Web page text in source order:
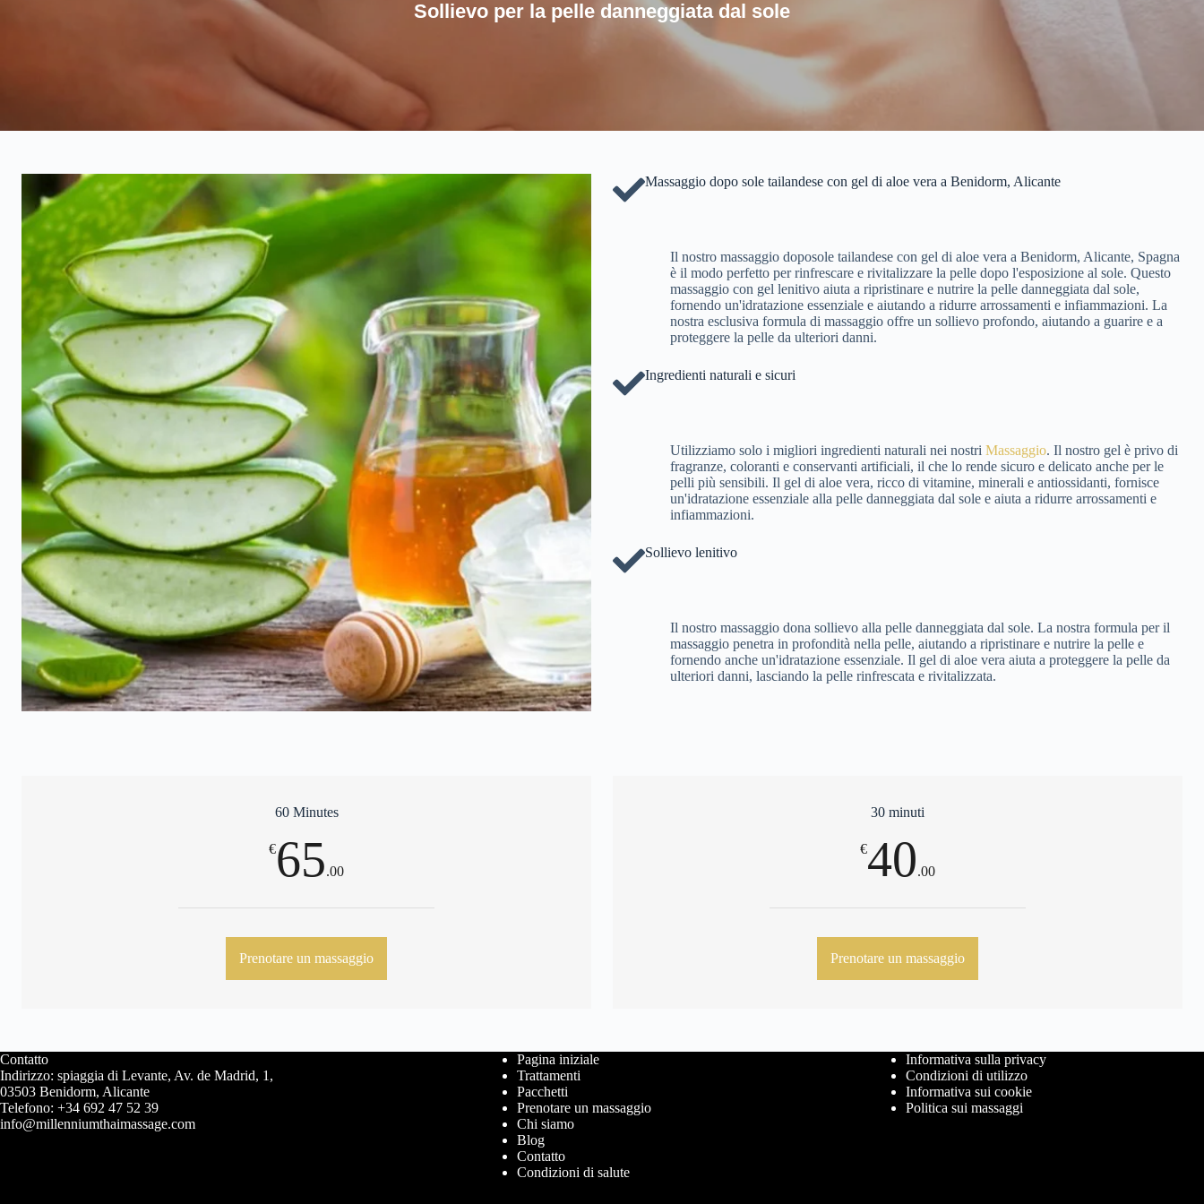
Sollievo per la pelle danneggiata dal sole
Massaggio dopo sole tailandese con gel di aloe vera a Benidorm, Alicante
Il nostro massaggio doposole tailandese con gel di aloe vera a Benidorm, Alicante, Spagna
è il modo perfetto per rinfrescare e rivitalizzare la pelle dopo l'esposizione al sole. Questo
massaggio con gel lenitivo aiuta a ripristinare e nutrire la pelle danneggiata dal sole,
fornendo un'idratazione essenziale e aiutando a ridurre arrossamenti e infiammazioni. La
nostra esclusiva formula di massaggio offre un sollievo profondo, aiutando a guarire e a
proteggere la pelle da ulteriori danni.
Ingredienti naturali e sicuri
Utilizziamo solo i migliori ingredienti naturali nei nostri Massaggio. Il nostro gel è privo di
fragranze, coloranti e conservanti artificiali, il che lo rende sicuro e delicato anche per le
pelli più sensibili. Il gel di aloe vera, ricco di vitamine, minerali e antiossidanti, fornisce
un'idratazione essenziale alla pelle danneggiata dal sole e aiuta a ridurre arrossamenti e
infiammazioni.
Sollievo lenitivo
Il nostro massaggio dona sollievo alla pelle danneggiata dal sole. La nostra formula per il
massaggio penetra in profondità nella pelle, aiutando a ripristinare e nutrire la pelle e
fornendo anche un'idratazione essenziale. Il gel di aloe vera aiuta a proteggere la pelle da
ulteriori danni, lasciando la pelle rinfrescata e rivitalizzata.
60 Minutes
€65.00
Prenotare un massaggio
30 minuti
€40.00
Prenotare un massaggio
Contatto
Indirizzo: spiaggia di Levante, Av. de Madrid, 1,
03503 Benidorm, Alicante
Telefono: +34 692 47 52 39
info@millenniumthaimassage.com
Pagina iniziale
Trattamenti
Pacchetti
Prenotare un massaggio
Chi siamo
Blog
Contatto
Condizioni di salute
Informativa sulla privacy
Condizioni di utilizzo
Informativa sui cookie
Politica sui massaggi